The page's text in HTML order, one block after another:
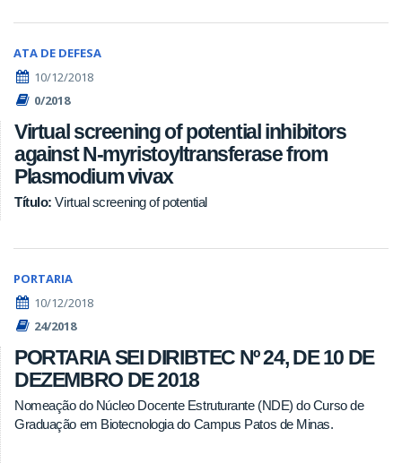
ATA DE DEFESA
10/12/2018
0/2018
Virtual screening of potential inhibitors
against N-myristoyltransferase from
Plasmodium vivax
Título:Virtual screening of potential
PORTARIA
10/12/2018
24/2018
PORTARIA SEI DIRIBTEC Nº 24, DE 10 DE
DEZEMBRO DE 2018
Nomeação do Núcleo Docente Estruturante (NDE) do Curso de
Graduação em Biotecnologia do Campus Patos de Minas.